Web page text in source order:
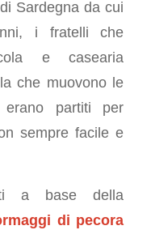
Sardegna da cui
i fratelli che
e casearia
che muovono le
partiti per
sempre facile e
a base della
di pecora